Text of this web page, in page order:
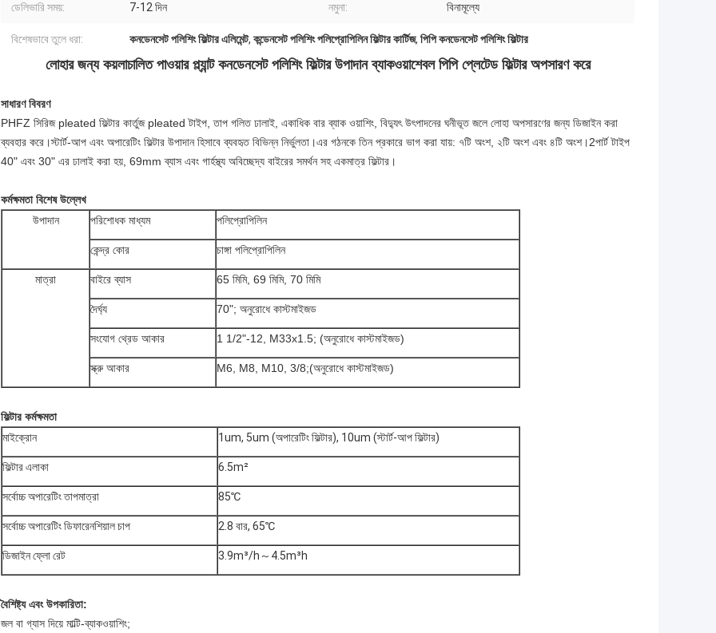
ডেলিভারি সময়: 7-12 দিন নমুনা: বিনামূল্যে
বিশেষভাবে তুলে ধরা: কনডেনসেট পলিশিং ফিল্টার এলিমেন্ট, কন্ডেনসেট পলিশিং পলিপ্রোপিলিন ফিল্টার কার্টিজ, পিপি কনডেনসেট পলিশিং ফিল্টার
লোহার জন্য কয়লাচালিত পাওয়ার প্ল্যান্ট কনডেনসেট পলিশিং ফিল্টার উপাদান ব্যাকওয়াশেবল পিপি প্লেটেড ফিল্টার অপসারণ করে
সাধারণ বিবরণ
PHFZ সিরিজ pleated ফিল্টার কার্তুজ pleated টাইপ, তাপ গলিত ঢালাই, একাধিক বার ব্যাক ওয়াশিং, বিদ্যুৎ উৎপাদনের ঘনীভূত জলে লোহা অপসারণের জন্য ডিজাইন করা
ব্যবহার করে।স্টার্ট-আপ এবং অপারেটিং ফিল্টার উপাদান হিসাবে ব্যবহৃত বিভিন্ন নির্ভুলতা।এর গঠনকে তিন প্রকারে ভাগ করা যায়: ৭টি অংশ, ২টি অংশ এবং ৪টি অংশ।2পার্ট টাইপ
40" এবং 30" এর ঢালাই করা হয়, 69mm ব্যাস এবং গার্হস্থ্য অবিচ্ছেদ্য বাইরের সমর্থন সহ একমাত্র ফিল্টার।
কর্মক্ষমতা বিশেষ উল্লেখ
উপাদান
পরিশোধক মাধ্যম পলিপ্রোপিলিন
কেন্দ্র কোর চাঙ্গা পলিপ্রোপিলিন
মাত্রা বাইরে ব্যাস 65 মিমি, 69 মিমি, 70 মিমি
দৈর্ঘ্য 70"; অনুরোধে কাস্টমাইজড
সংযোগ থ্রেড আকার 1 1/2"-12, M33x1.5; (অনুরোধে কাস্টমাইজড)
স্ক্রু আকার M6, M8, M10, 3/8;(অনুরোধে কাস্টমাইজড)
ফিল্টার কর্মক্ষমতা
মাইক্রোন
1um, 5um (অপারেটিং ফিল্টার), 10um (স্টার্ট-আপ ফিল্টার)
ফিল্টার এলাকা 6.5m²
সর্বোচ্চ অপারেটিং তাপমাত্রা 85℃
সর্বোচ্চ অপারেটিং ডিফারেনশিয়াল চাপ 2.8 বার, 65℃
ডিজাইন ফ্লো রেট 3.9m³/h～4.5m³h
বৈশিষ্ট্য এবং উপকারিতা:
জল বা গ্যাস দিয়ে মাল্টি-ব্যাকওয়াশিং;